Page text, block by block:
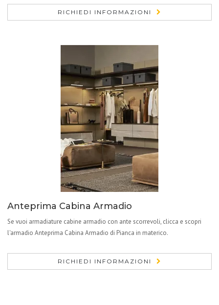
RICHIEDI INFORMAZIONI
Anteprima Cabina Armadio
Se vuoi armadiature cabine armadio con ante scorrevoli, clicca e scopri
l'armadio Anteprima Cabina Armadio di Pianca in materico.
RICHIEDI INFORMAZIONI